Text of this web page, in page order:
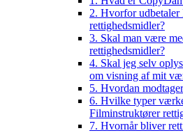
2. Hvorfor
rettighedsmidler?
3. Skal man være
rettighedsmidler?
4. Skal jeg selv
om visning af mit
5. Hvordan
6. Hvilke typer
Filminstruktører
7. Hvornår bliver